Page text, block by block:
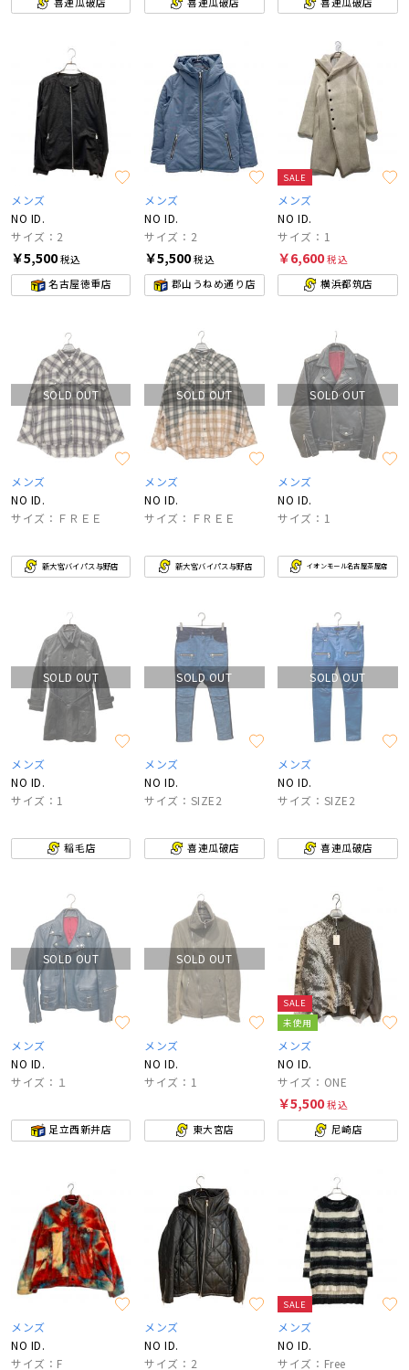
メンズ
NO ID.
サイズ：2
￥5,500税込
名古屋徳重店
メンズ
NO ID.
サイズ：2
￥5,500税込
郡山うねめ通り店
SALE
メンズ
NO ID.
サイズ：1
￥6,600税込
横浜都筑店
SOLD OUT
メンズ
NO ID.
サイズ：ＦＲＥＥ
新大宮バイパス与野店
SOLD OUT
メンズ
NO ID.
サイズ：ＦＲＥＥ
新大宮バイパス与野店
SOLD OUT
メンズ
NO ID.
サイズ：1
イオンモール名古屋茶屋店
SOLD OUT
メンズ
NO ID.
サイズ：1
稲毛店
SOLD OUT
メンズ
NO ID.
サイズ：SIZE2
喜連瓜破店
SOLD OUT
メンズ
NO ID.
サイズ：SIZE2
喜連瓜破店
SOLD OUT
メンズ
NO ID.
サイズ：１
足立西新井店
SOLD OUT
メンズ
NO ID.
サイズ：1
東大宮店
SALE
未使用
メンズ
NO ID.
サイズ：ONE
￥5,500税込
尼崎店
メンズ
NO ID.
サイズ：F
メンズ
NO ID.
サイズ：2
SALE
メンズ
NO ID.
サイズ：Free